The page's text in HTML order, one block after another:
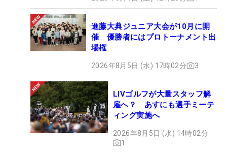
進藤大典ジュニア大会が10月に開
催 優勝者にはプロトーナメント出
場権
2026年8月5日 (水) 17時02分 3
LIVゴルフが大量スタッフ解
雇へ？ あすにも選手ミーテ
ィング実施へ
2026年8月5日 (水) 14時02分
1